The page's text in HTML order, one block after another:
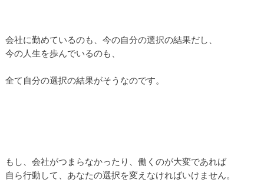
会社に勤めているのも、今の自分の選択の結果だし、
今の人生を歩んでいるのも、
全て自分の選択の結果がそうなのです。
もし、会社がつまらなかったり、働くのが大変であれば
自ら行動して、あなたの選択を変えなければいけません。